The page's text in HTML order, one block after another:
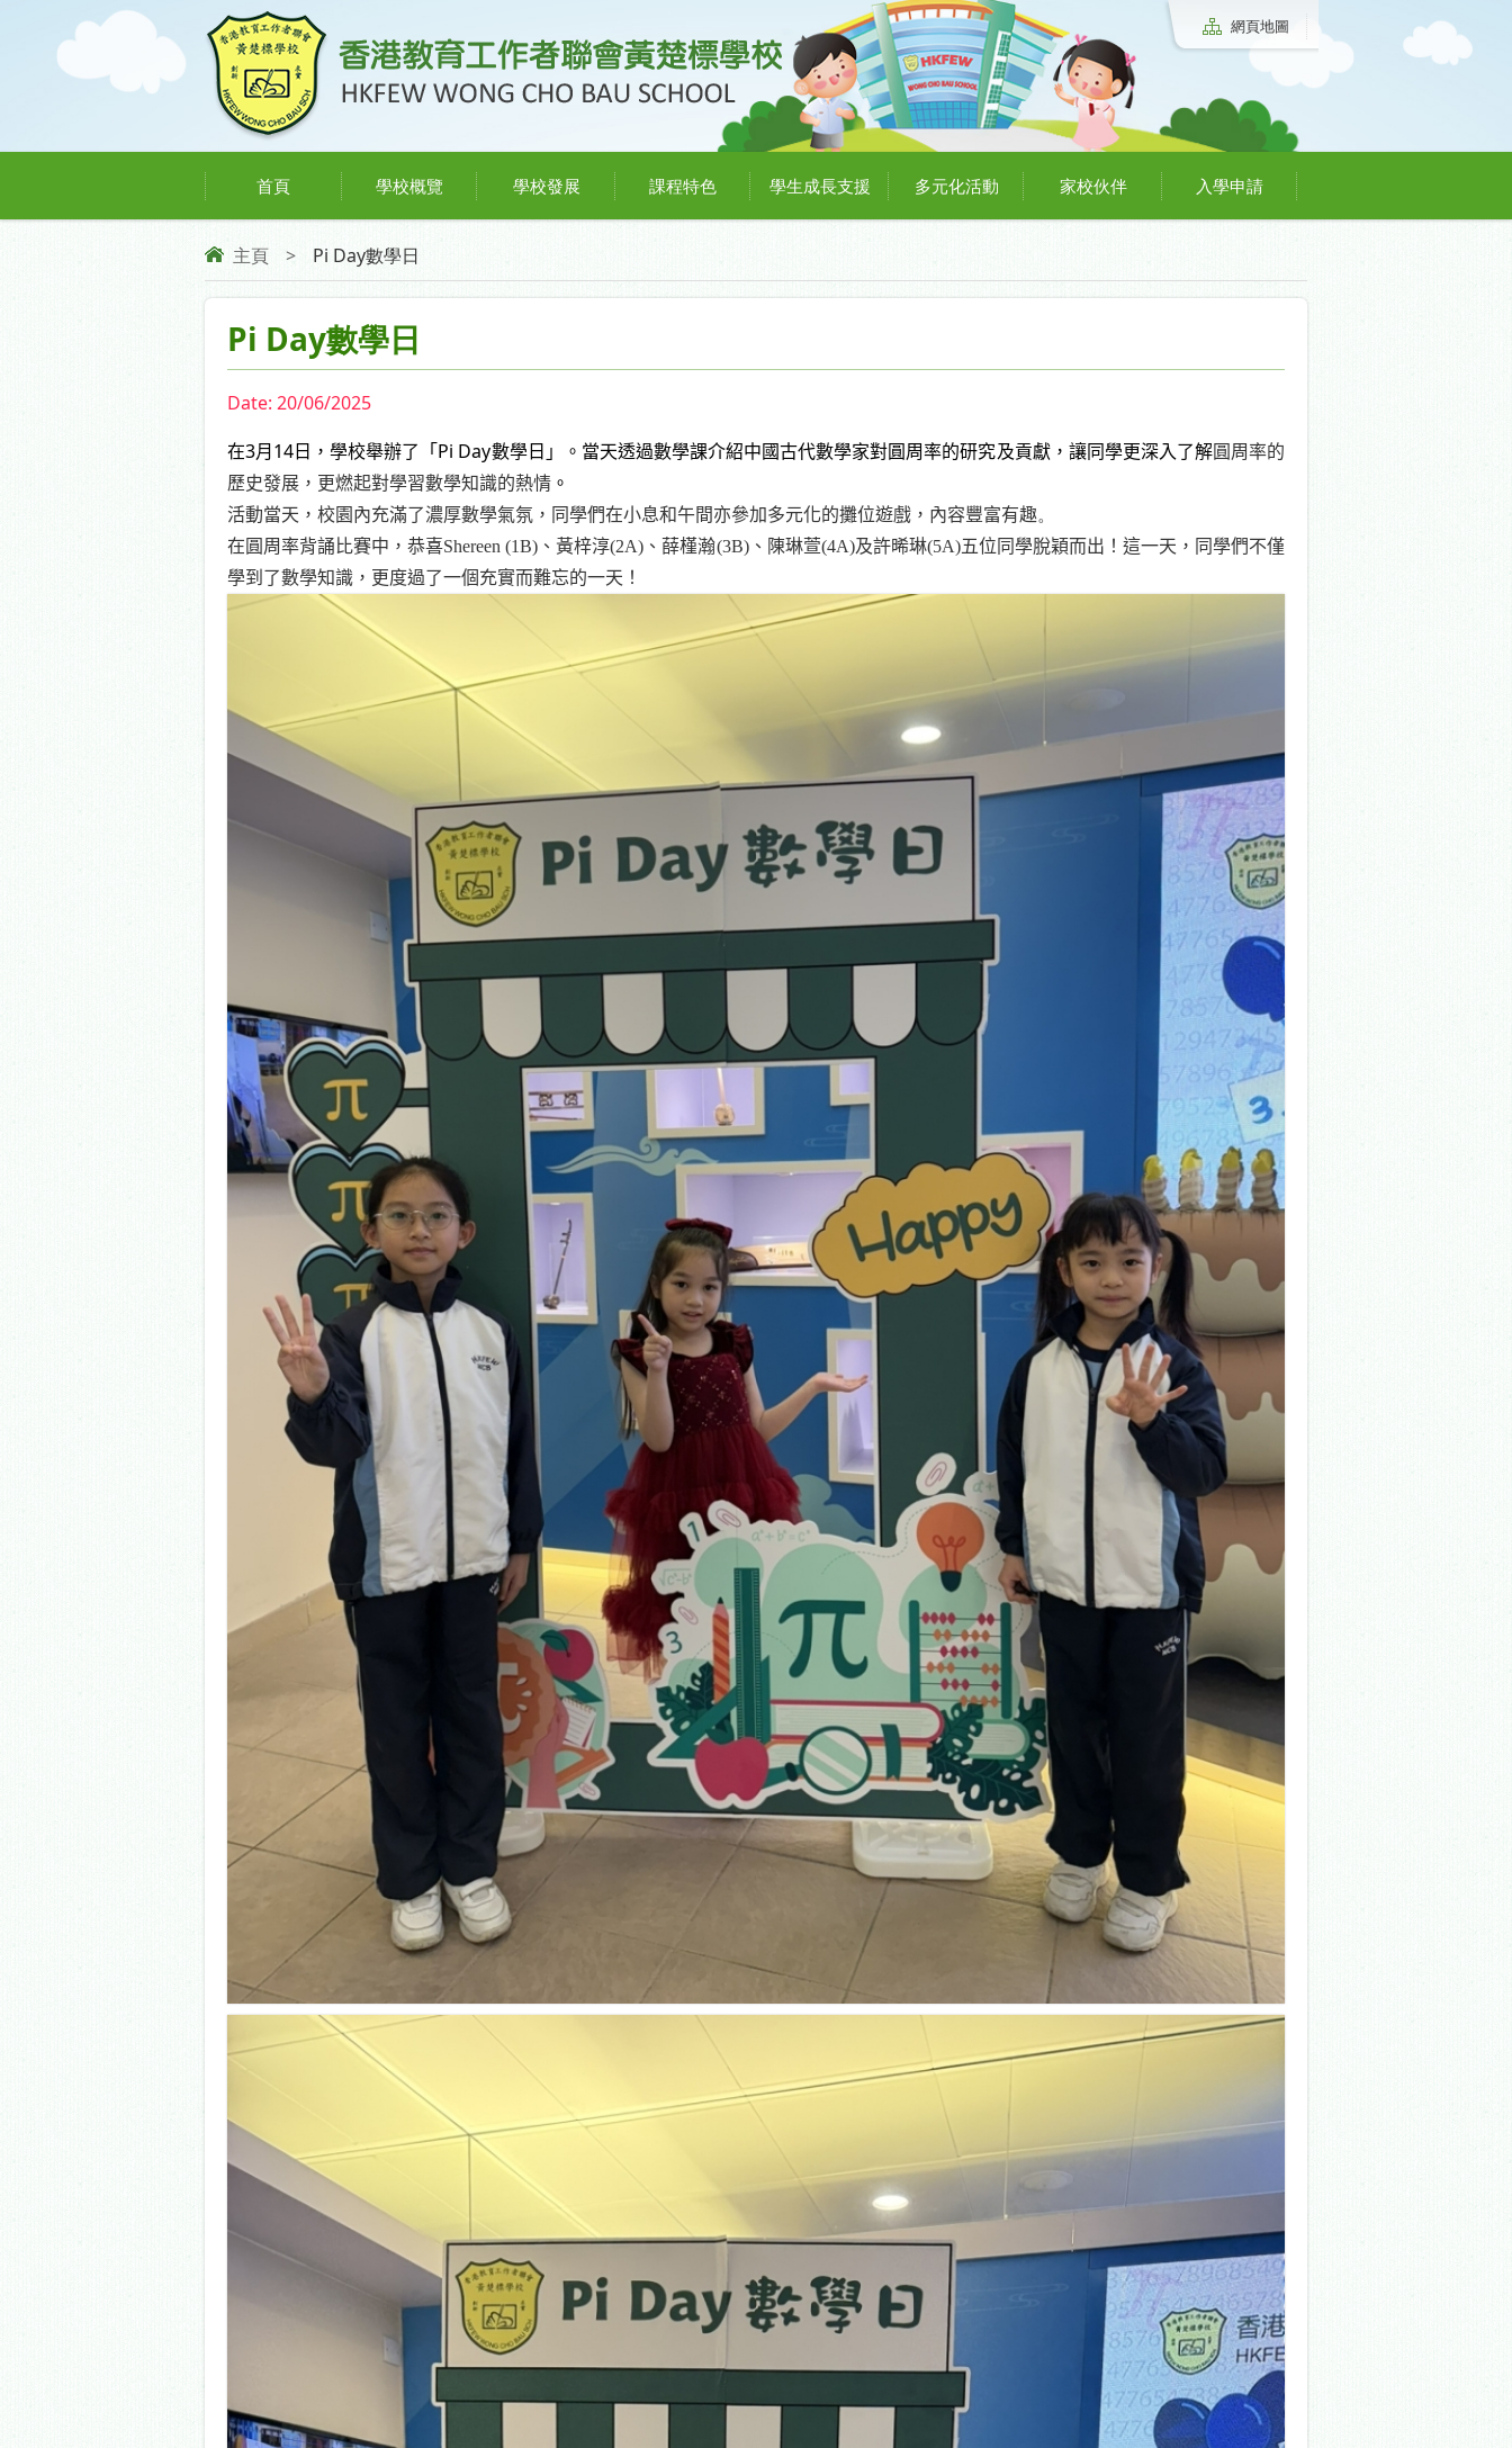
網頁地圖
首頁 學校概覽 學校發展 課程特色 學生成長支援 多元化活動 家校伙伴 入學申請
主頁 > Pi Day數學日
Pi Day數學日
Date: 20/06/2025
在3月 14 日，學校舉辦了「 Pi Day數學日」。當天透過數學課介紹中國古代數學家對圓周率的研究及貢獻，讓同學更深入了解圓周率的
歷史發展，更燃起對學習數學知識的熱情 。
活動當天，校園內充滿了濃厚數學氣氛，同學們在小息和午間亦參加多元化的攤位遊戲，內容豐富有趣。
在圓周率背誦比賽中，恭喜Shereen (1B) 、黃梓淳(2A) 、薛槿瀚(3B)、陳琳萱(4A)及許晞琳(5A)五位同學脫穎而出！這一天，同學們不僅
學到了數學知識，更度過了一個充實而難忘的一天！